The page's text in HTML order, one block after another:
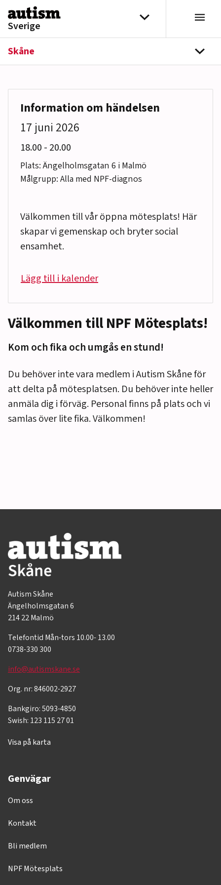
Hoppa till innehåll
Sverige
Välj distrikt
Skåne
Välkommen till NPF Mötesplats!
Kom och fika och umgås en stund!
Du behöver inte vara medlem i Autism Skåne för
att delta på mötesplatsen. Du behöver inte heller
anmäla dig i förväg. Personal finns på plats och vi
samlas över lite fika. Välkommen!
Information om händelsen
17 juni 2026
18.00 till
- 20.00
Plats: Ängelholmsgatan 6 i Malmö
Målgrupp: Alla med NPF-diagnos
Välkommen till vår öppna mötesplats! Här
skapar vi gemenskap och bryter social
ensamhet.
Lägg till i kalender
Autism Skåne
Ängelholmsgatan 6
214 22 Malmö
Telefontid Mån-tors 10.00- 13.00
0738-330 300
info@autismskane.se
Org. nr: 846002-2927
Bankgiro: 5093-4850
Swish: 123 115 27 01
Visa på karta
Genvägar
Om oss
Kontakt
Bli medlem
NPF Mötesplats